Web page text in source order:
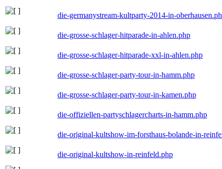
die-germanystream-kultparty-2014-in-
die-grosse-schlager-hitparade-in-ahlen.php
die-grosse-schlager-hitparade-xxl-in-ahlen.php
die-grosse-schlager-party-tour-in-hamm.php
die-grosse-schlager-party-tour-in-kamen.php
die-offiziellen-partyschlagercharts-in-hamm.php
die-original-kultshow-im-forsthaus-bolande-in-
die-original-kultshow-in-reinfeld.php